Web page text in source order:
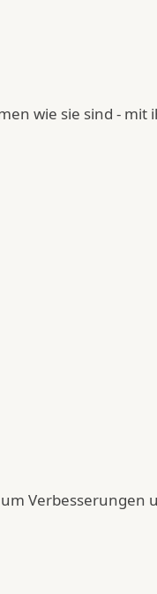
wie sie sind - mit
Verbesserungen